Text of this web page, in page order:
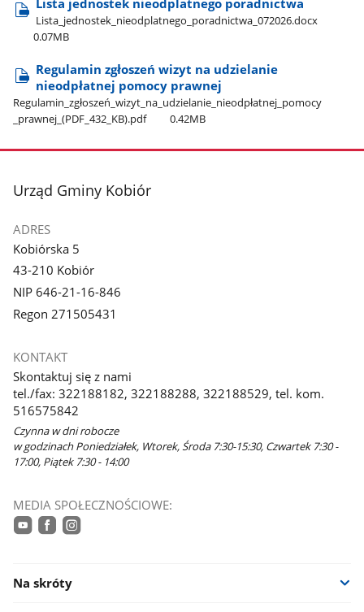
Lista jednostek nieodplatnego poradnictwa
Lista​_jednostek​_nieodplatnego​_poradnictwa​_072026.docx
0.07MB
Regulamin zgłoszeń wizyt na udzielanie
nieodpłatnej pomocy prawnej
Regulamin​_zgłoszeń​_wizyt​_na​_udzielanie​_nieodpłatnej​_pomocy​
_prawnej​_(PDF​_432​_KB).pdf
0.42MB
stopka
Urząd Gminy Kobiór
ADRES
Kobiórska 5
43-210 Kobiór
NIP 646-21-16-846
Regon 271505431
KONTAKT
Skontaktuj się z nami
tel./fax: 322188182, 322188288, 322188529, tel. kom.
516575842
Czynna w dni robocze
w godzinach Poniedziałek, Wtorek, Środa 7:30-15:30, Czwartek 7:30 -
17:00, Piątek 7:30 - 14:00
MEDIA SPOŁECZNOŚCIOWE:
Na skróty